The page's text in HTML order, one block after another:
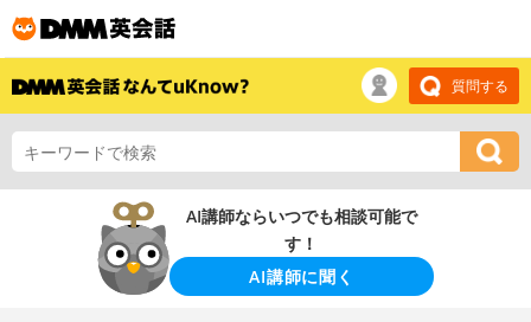
質問する
AI講師ならいつでも相談可能で
す！
AI講師に聞く